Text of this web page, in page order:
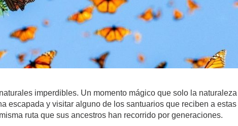
imperdibles. Un momento mágico que solo la
escapada y visitar alguno de los santuarios que reciben a
ruta que sus ancestros han recorrido por generaciones.